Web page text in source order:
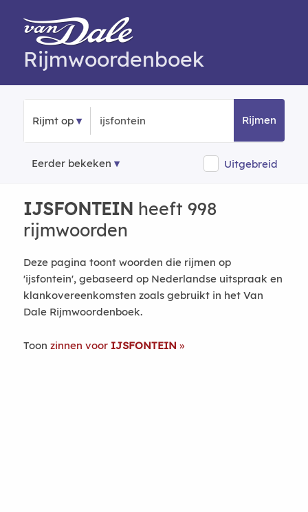
Rijmwoordenboek
Rijmt op Rijmen
Eerder bekeken Uitgebreid
IJSFONTEIN heeft 998
rijmwoorden
Deze pagina toont woorden die rijmen op
'ijsfontein', gebaseerd op Nederlandse uitspraak en
klankovereenkomsten zoals gebruikt in het Van
Dale Rijmwoordenboek.
Toon zinnen voor IJSFONTEIN